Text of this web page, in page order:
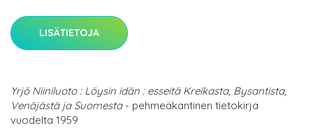
LISÄTIETOJA
Yrjö Niiniluoto : Löysin idän : esseitä Kreikasta, Bysantista,
Venäjästä ja Suomesta- pehmeäkantinen tietokirja
vuodelta 1959